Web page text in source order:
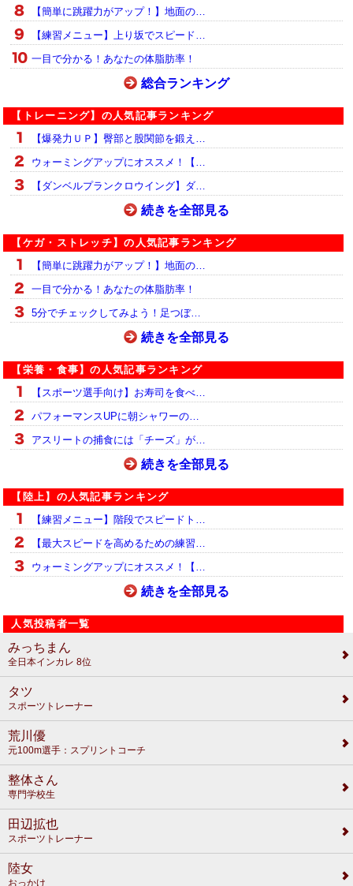
【簡単に跳躍力がアップ！】地面の…
【練習メニュー】上り坂でスピード…
一目で分かる！あなたの体脂肪率！
総合ランキング
【トレーニング】の人気記事ランキング
【爆発力ＵＰ】臀部と股関節を鍛え…
ウォーミングアップにオススメ！【…
【ダンベルプランクロウイング】ダ…
続きを全部見る
【ケガ・ストレッチ】の人気記事ランキング
【簡単に跳躍力がアップ！】地面の…
一目で分かる！あなたの体脂肪率！
5分でチェックしてみよう！足つぼ…
続きを全部見る
【栄養・食事】の人気記事ランキング
【スポーツ選手向け】お寿司を食べ…
パフォーマンスUPに朝シャワーの…
アスリートの捕食には「チーズ」が…
続きを全部見る
【陸上】の人気記事ランキング
【練習メニュー】階段でスピードト…
【最大スピードを高めるための練習…
ウォーミングアップにオススメ！【…
続きを全部見る
人気投稿者一覧
みっちまん
全日本インカレ 8位
タツ
スポーツトレーナー
荒川優
元100m選手：スプリントコーチ
整体さん
専門学校生
田辺拡也
スポーツトレーナー
陸女
おっかけ